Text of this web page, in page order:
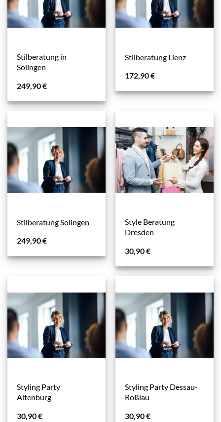
Stilberatung in
Solingen
249,90€
Stilberatung Lienz
172,90€
Stilberatung Solingen
249,90€
Style Beratung
Dresden
30,90€
Styling Party
Altenburg
30,90€
Styling Party Dessau-
Roßlau
30,90€